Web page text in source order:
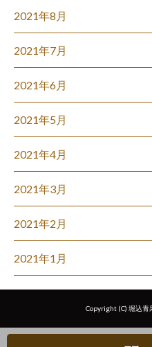
2021年8月
2021年7月
2021年6月
2021年5月
2021年4月
2021年3月
2021年2月
2021年1月
Copyright (C) 堀込